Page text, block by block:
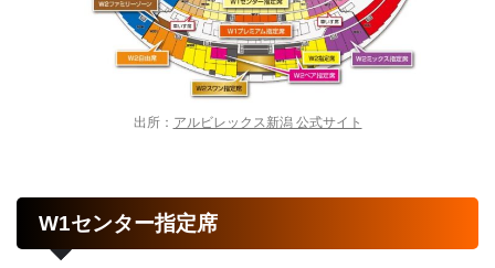
出所： アルビレックス新潟 公式サイト
W1センター指定席